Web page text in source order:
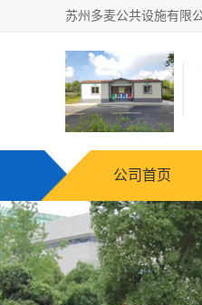
公司首页